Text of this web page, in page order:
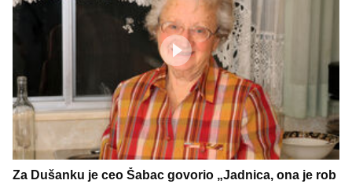
Za Dušanku je ceo Šabac govorio „Jadnica, ona je rob